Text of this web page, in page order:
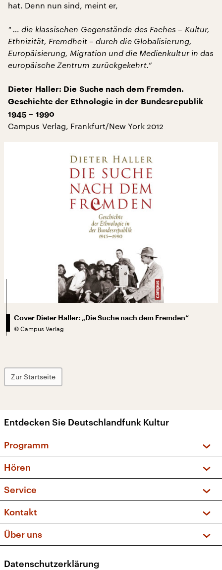
hat. Denn nun sind, meint er,
" … die klassischen Gegenstände des Faches – Kultur,
Ethnizität, Fremdheit – durch die Globalisierung,
Europäisierung, Migration und die Medienkultur in das
europäische Zentrum zurückgekehrt.“
Dieter Haller: Die Suche nach dem Fremden.
Geschichte der Ethnologie in der Bundesrepublik
1945 – 1990
Campus Verlag, Frankfurt/New York 2012
Cover Dieter Haller: „Die Suche nach dem Fremden“
© Campus Verlag
Zur Startseite
Entdecken Sie Deutschlandfunk Kultur
Programm
Sendungen und Podcasts
Musikliste
Kakadu – Das Kinderprogramm
Hören
Frequenzen (UKW + DAB+)
Service
FAQ
Apps
Newsletter
Kontakt
Social Media
Über uns
Datenschutzerklärung